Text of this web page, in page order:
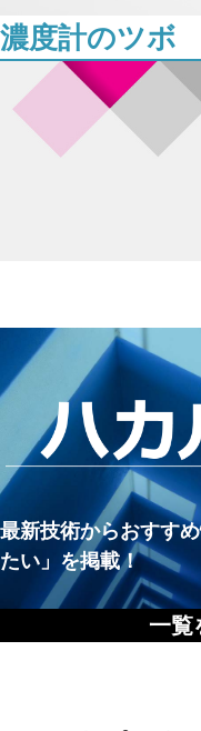
濃度計のツボ
最新技術からおすす
たい」を掲載！
一覧